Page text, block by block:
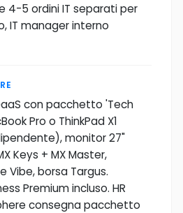
4-5 ordini IT separati per
IT manager interno
con pacchetto 'Tech
Pro o ThinkPad X1
monitor 27"
Keys + MX Master,
Vibe, borsa Targus.
Premium incluso. HR
consegna pacchetto